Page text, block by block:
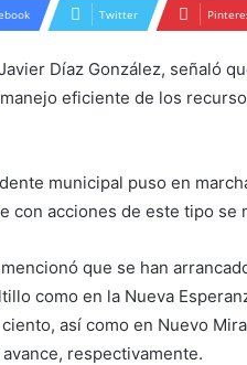
Twitter
Díaz González, señaló
eficiente de los
municipal puso en
con acciones de este tipo se
que se han
como en la Nueva
así como en Nuevo
respectivamente.